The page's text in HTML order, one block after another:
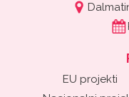
EU projekti